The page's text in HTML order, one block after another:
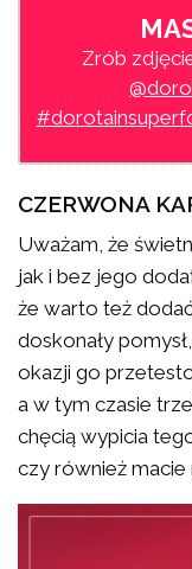
Zrób
CZERWONA
Uważam, że
jak i bez jego
że warto też
doskonały
okazji go
a w tym czasie
chęcią wypicia
czy również macie